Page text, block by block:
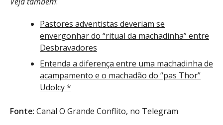
Pastores adventistas deveriam se
envergonhar do “ritual da machadinha” entre
Desbravadores
Entenda a diferença entre uma machadinha de
acampamento e o machadão do “pas Thor”
Udolcy *
Fonte: Canal O Grande Conflito, no Telegram